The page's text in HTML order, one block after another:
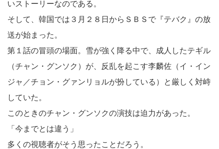
いストーリーなのである。
そして、韓国では３月２８日からＳＢＳで『テバク』の放
送が始まった。
第１話の冒頭の場面。雪が強く降る中で、成人したテギル
（チャン・グンソク）が、反乱を起こす李麟佐（イ・イン
ジャ／チョン・グァンリョルが扮している）と厳しく対峙
していた。
このときのチャン・グンソクの演技は迫力があった。
「今までとは違う」
多くの視聴者がそう思ったことだろう。